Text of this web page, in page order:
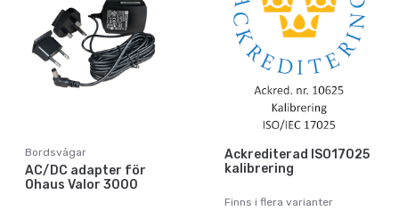
Bordsvågar
AC/DC adapter för
Ohaus Valor 3000
Ackrediterad ISO17025
kalibrering
Finns i flera varianter